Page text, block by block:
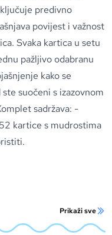
predivno
povijest i važnost
Svaka kartica u setu
pažljivo odabranu
kako se
suočeni s izazovnom
sadržava: -
kartice s mudrostima
Prikaži sve